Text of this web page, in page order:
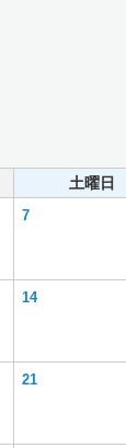
土曜日
7
14
21